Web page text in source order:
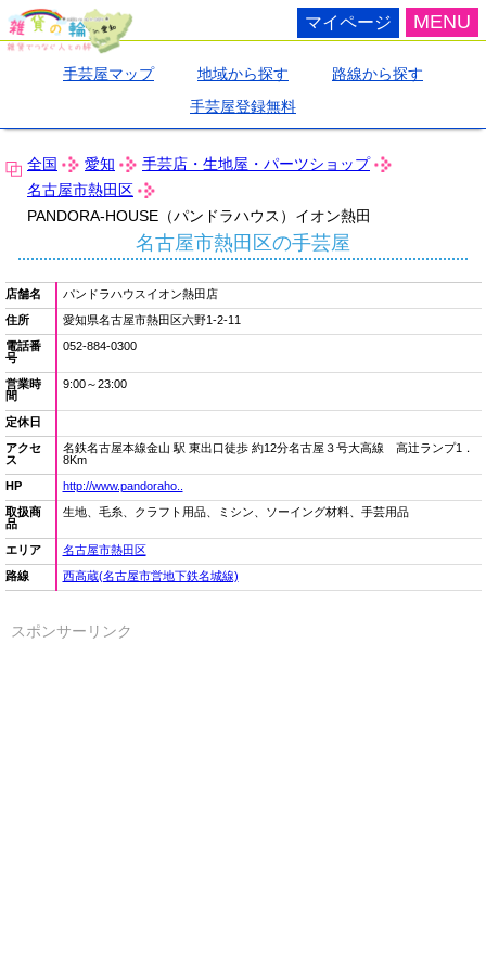
MENU
マイページ
手芸屋マップ 地域から探す
路線から探す
手芸屋登録無料
全国 愛知
手芸店・生地屋・パーツショップ
名古屋市熱田区
PANDORA-HOUSE（パンドラハウス）イオン熱田
名古屋市熱田区の手芸屋
店舗名
パンドラハウスイオン熱田店
住所
愛知県名古屋市熱田区六野1-2-11
電話番
号
052-884-0300
営業時
間
9:00～23:00
定休日
アクセ
ス
名鉄名古屋本線金山 駅 東出口徒歩 約12分名古屋３号大高線 高辻ランプ1．
8Km
HP
http://www.pandoraho..
取扱商
品
生地、毛糸、クラフト用品、ミシン、ソーイング材料、手芸用品
エリア
名古屋市熱田区
路線
西高蔵(名古屋市営地下鉄名城線)
スポンサーリンク